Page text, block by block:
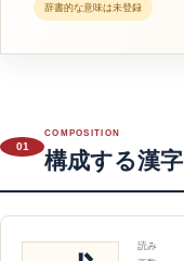
辞書的な意味は未登録
01
COMPOSITION
構成する漢字
読み